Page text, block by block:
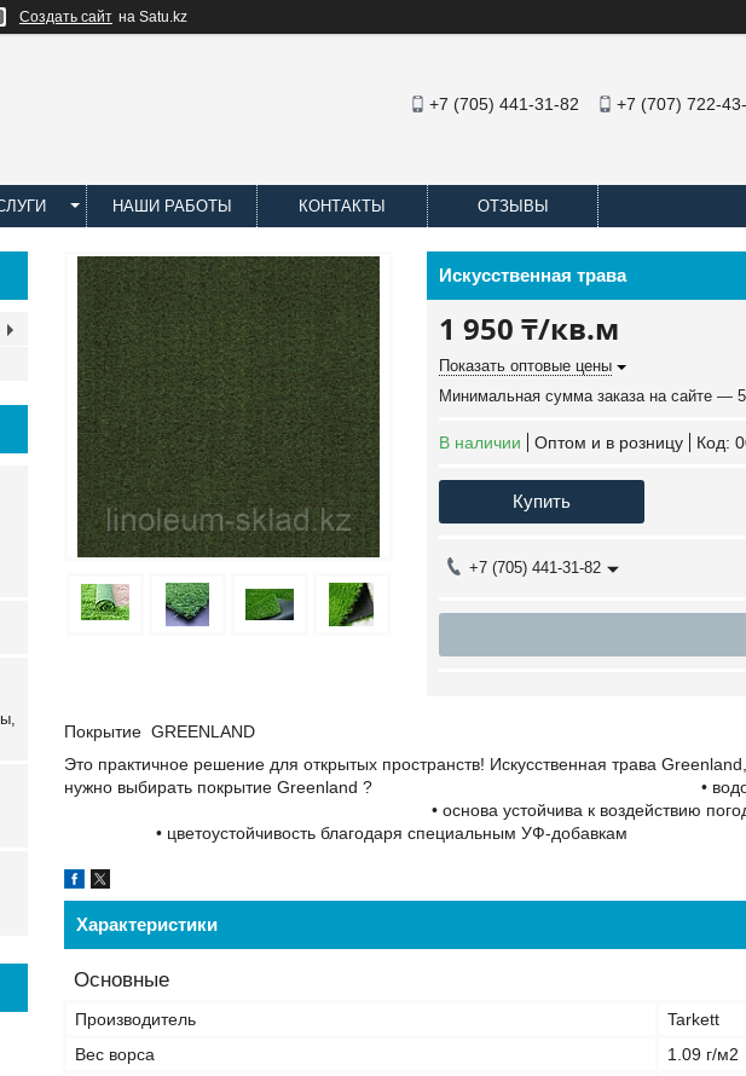
Создать сайт на Satu.kz
+7 (705) 441-31-82 +7 (707) 722-
НАШИ РАБОТЫ КОНТАКТЫ ОТЗЫВЫ
Искусственная трава
1 950 ₸/кв.м
Показать оптовые цены
Минимальная сумма заказа на сайте —
В наличии Оптом и в розницу Код:
Купить
+7 (705) 441-31-82
Покрытие GREENLAND
Это практичное решение для открытых пространств! Искусственная трава
нужно выбирать покрытие Greenland ? •
• основа устойчива к воздействию
• цветоустойчивость благодаря специальным УФ-добавкам
Характеристики
Основные
Производитель
Tarkett
Вес ворса
1.09 г/м2